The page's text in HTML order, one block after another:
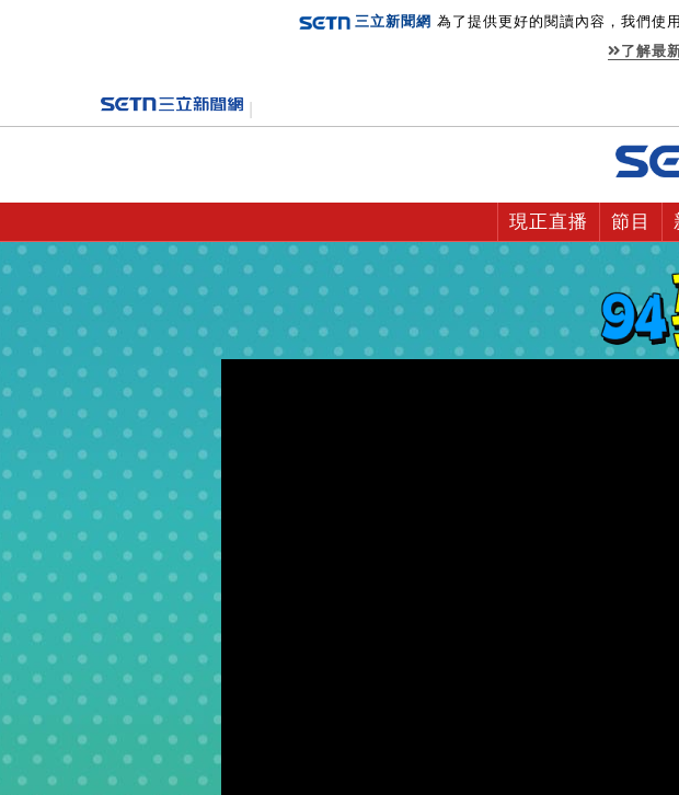
三立新聞網 為了提供更好的閱讀內容，我們使
了解最
現正直播 節目